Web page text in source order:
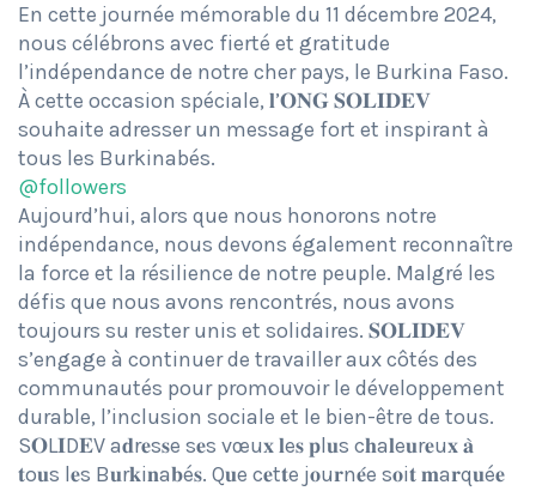
En cette journée mémorable du 11 décembre 2024,
nous célébrons avec fierté et gratitude
l’indépendance de notre cher pays, le Burkina Faso.
À cette occasion spéciale, 𝐥’𝐎𝐍𝐆 𝐒𝐎𝐋𝐈𝐃𝐄𝐕
souhaite adresser un message fort et inspirant à
tous les Burkinabés.
@followers
Aujourd’hui, alors que nous honorons notre
indépendance, nous devons également reconnaître
la force et la résilience de notre peuple. Malgré les
défis que nous avons rencontrés, nous avons
toujours su rester unis et solidaires. 𝐒𝐎𝐋𝐈𝐃𝐄𝐕
s’engage à continuer de travailler aux côtés des
communautés pour promouvoir le développement
durable, l’inclusion sociale et le bien-être de tous.
S𝐎L𝐈D𝐄V a𝐝r𝐞s𝐬e s𝐞s vœu𝐱 𝐥e𝐬 𝐩l𝐮s c𝐡a𝐥e𝐮r𝐞u𝐱 𝐚̀
𝐭o𝐮s l𝐞s B𝐮r𝐤i𝐧a𝐛é𝐬. Q𝐮e c𝐞t𝐭e j𝐨u𝐫n𝐞́e s𝐨i𝐭 𝐦a𝐫q𝐮é𝐞